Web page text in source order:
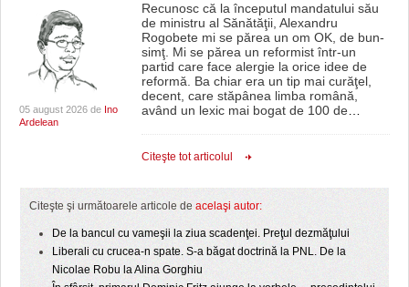
05 august 2026 de Ino
Ardelean
Recunosc că la începutul mandatului său
de ministru al Sănătăţii, Alexandru
Rogobete mi se părea un om OK, de bun-
simţ. Mi se părea un reformist într-un
partid care face alergie la orice idee de
reformă. Ba chiar era un tip mai curăţel,
decent, care stăpânea limba română,
având un lexic mai bogat de 100 de…
Citeşte tot articolul
Citeşte şi următoarele articole de acelaşi autor:
De la bancul cu vameşii la ziua scadenţei. Preţul dezmăţului
Liberali cu crucea-n spate. S-a băgat doctrină la PNL. De la
Nicolae Robu la Alina Gorghiu